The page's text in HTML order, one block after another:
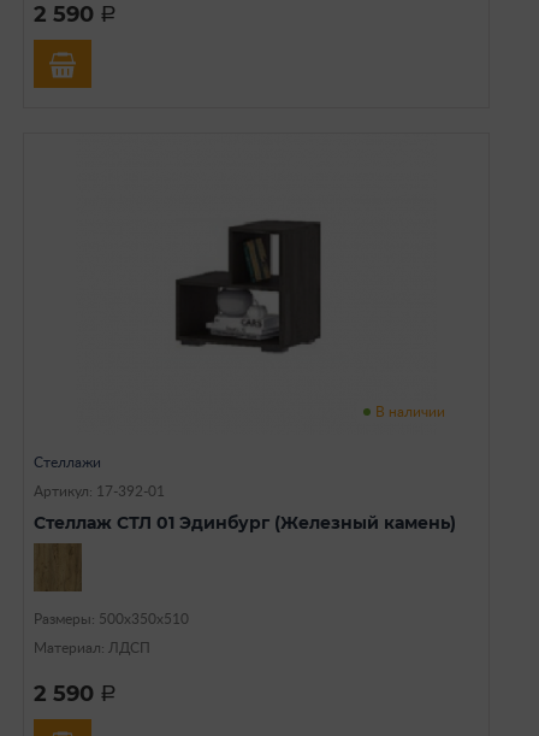
2 590 a
В наличии
Стеллажи
Артикул: 17-392-01
Стеллаж СТЛ 01 Эдинбург (Железный камень)
Размеры: 500х350х510
Материал: ЛДСП
2 590 a